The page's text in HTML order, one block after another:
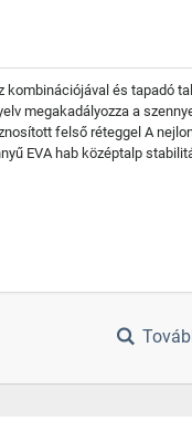
és tapadó
megakadályozza a
felső réteggel A
EVA hab középtalp